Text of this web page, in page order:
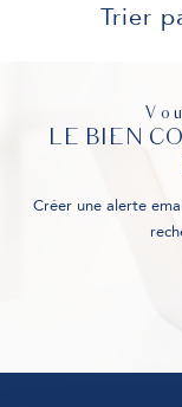
Trier
LE BIEN
Créer une alerte